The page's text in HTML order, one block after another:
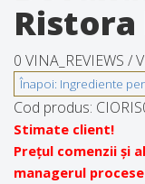
0 VINA_REVIEWS /
Cod produs:
Stimate client!
Prețul comenzii și
managerul